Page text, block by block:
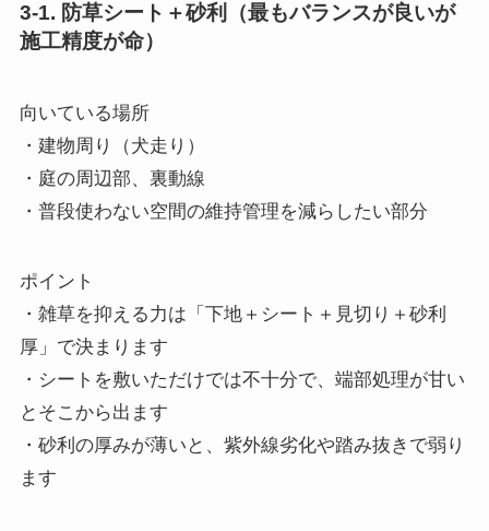
3-1. 防草シート＋砂利（最もバランスが良いが
施工精度が命）
向いている場所
・建物周り（犬走り）
・庭の周辺部、裏動線
・普段使わない空間の維持管理を減らしたい部分
ポイント
・雑草を抑える力は「下地＋シート＋見切り＋砂利
厚」で決まります
・シートを敷いただけでは不十分で、端部処理が甘い
とそこから出ます
・砂利の厚みが薄いと、紫外線劣化や踏み抜きで弱り
ます